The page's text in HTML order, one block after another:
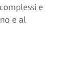
e
e al